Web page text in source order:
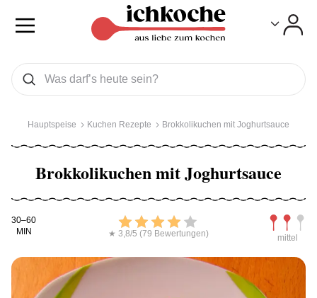
Was wollen Sie suchen
Suchen
Hauptspeise Kuchen Rezepte Brokkolikuchen mit Joghurtsauce
Brokkolikuchen mit Joghurtsauce
Kochdauer
30–60
MIN
Bewerten
★ 3,8/5 (79 Bewertungen) mittel